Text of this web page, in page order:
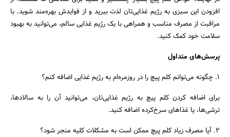
افزودن این سبزی به رژیم غذایی‌تان لذت ببرید و از فوایدش بهره‌مند شوید. با
مراقبت از مصرف مناسب و همراهی با یک رژیم غذایی سالم، می‌توانید به بهبود
سلامت خود کمک کنید.
پرسش‌های متداول
1. چگونه می‌توانم کلم پیچ را در روزمره‌ام به رژیم غذایی اضافه کنم؟
برای اضافه کردن کلم پیچ به رژیم غذایی‌تان، می‌توانید آن را به سالاد‌ها،
ترشی‌ها، یا غذاهای سرخ‌کرده اضافه کنید.
2. آیا مصرف زیاد کلم پیچ ممکن است به مشکلات کلیه منجر شود؟